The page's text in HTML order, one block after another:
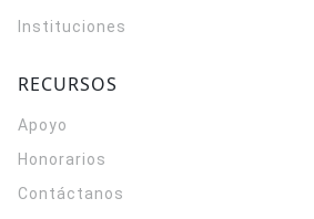
Instituciones
RECURSOS
Apoyo
Honorarios
Contáctanos